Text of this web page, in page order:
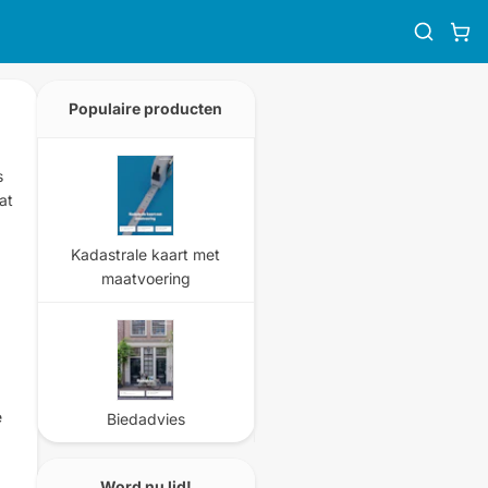
Populaire producten
Kadastrale kaart met
maatvoering
Biedadvies